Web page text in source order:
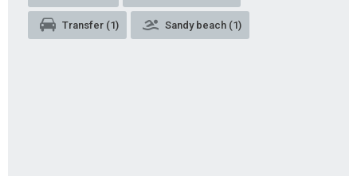
Transfer (1) Sandy beach (1)